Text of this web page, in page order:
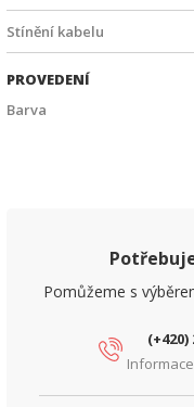
Stínění kabelu
PROVEDENÍ
Barva
Pomůžeme s
(+420)